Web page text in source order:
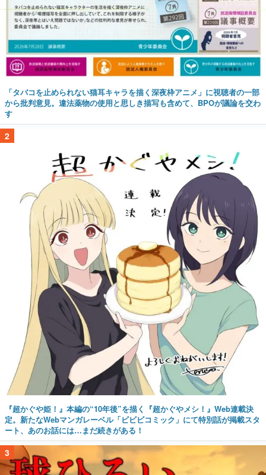
「タバコを止められない猫耳キャラを描く深夜枠アニメ」に視聴者の一部
から批判意見。違法薬物の使用と思しき描写も含めて、BPOが議論を交わ
す
2
『超かぐや姫！』本編の“10年後”を描く『超かぐやメシ！』Web連載決
定。新たなWebマンガレーベル「ビビビコミック」にて特別話が掲載スタ
ート、あのお話には…まだ続きがある！
3